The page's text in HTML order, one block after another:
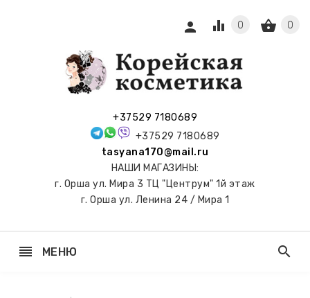
+37529 7180689
+37529 7180689
tasyana170@mail.ru
НАШИ МАГАЗИНЫ:
г. Орша ул. Мира 3 ТЦ "Центрум" 1й этаж
г. Орша ул. Ленина 24 / Мира 1
person shopping_basket 0
equalizer 0
reorder МЕНЮ
ТОНЕРЫ, search